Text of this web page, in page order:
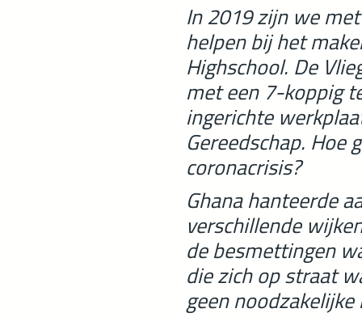
In 2019 zijn we
helpen bij het
Highschool. De
met een 7-koppig
ingerichte
Gereedschap. Hoe
coronacrisis?
Ghana hanteerde
verschillende
de besmettingen
die zich op straat
geen